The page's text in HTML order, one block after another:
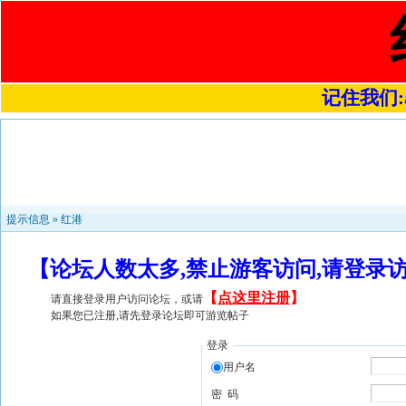
记住我们
提示信息 » 红港
【论坛人数太多,禁止游客访问,请登
请直接登录用户访问论坛，或请 【 点这里注册】
如果您已注册,请先登录论坛即可游览帖子
登录
用户名
密 码